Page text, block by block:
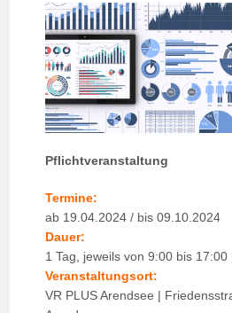
Pflichtveranstaltung
Termine:
ab 19.04.2024 / bis 09.10.2024
Dauer:
1 Tag, jeweils von 9:00 bis 17:00
Veranstaltungsort:
VR PLUS Arendsee |